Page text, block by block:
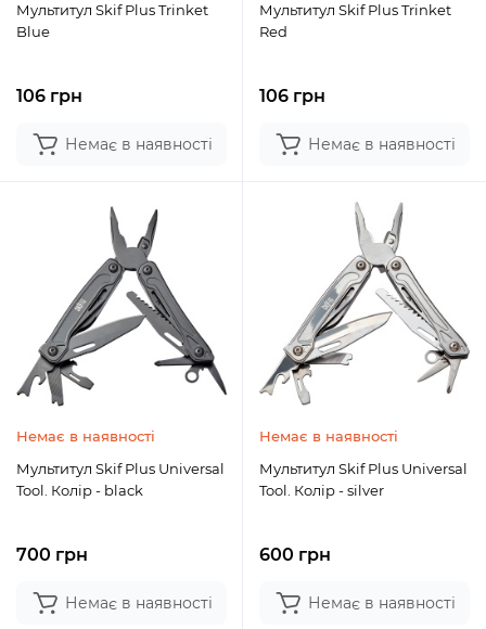
Мультитул Skif Plus Trinket
Blue
106 грн
Немає в наявності
Мультитул Skif Plus Trinket
Red
106 грн
Немає в наявності
Немає в наявності
Мультитул Skif Plus Universal
Tool. Колір - black
700 грн
Немає в наявності
Немає в наявності
Мультитул Skif Plus Universal
Tool. Колір - silver
600 грн
Немає в наявності